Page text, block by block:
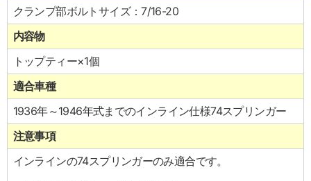
クランプ部ボルトサイズ：7/16-20
内容物
トップティー×1個
適合車種
1936年～1946年式までのインライン仕様74スプリンガー
注意事項
インラインの74スプリンガーのみ適合です。